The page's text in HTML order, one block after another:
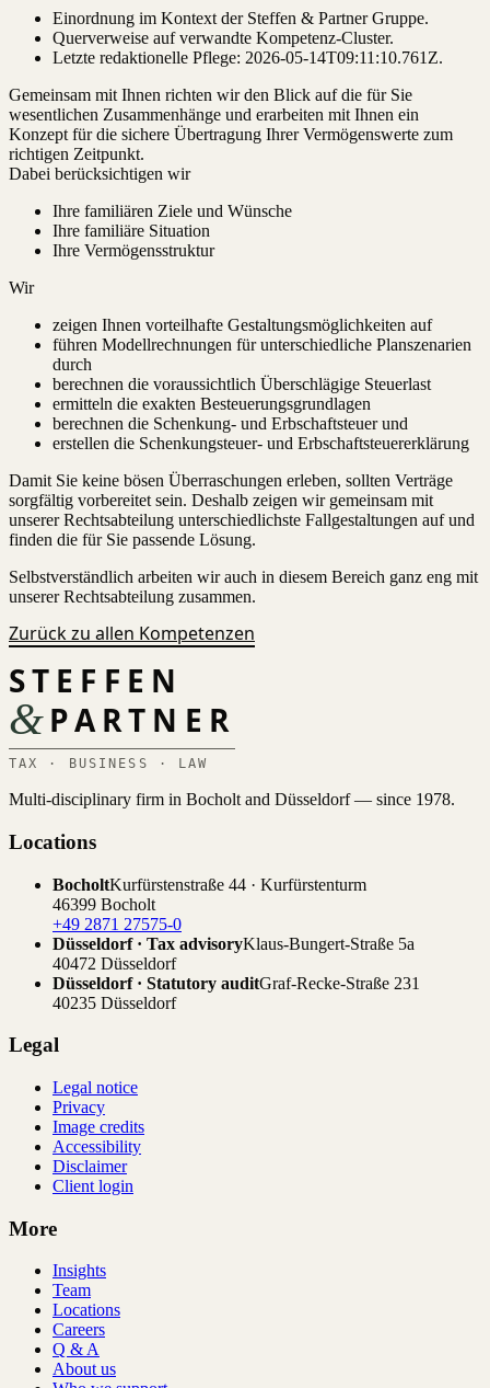
Einordnung im Kontext der Steffen & Partner Gruppe.
Querverweise auf verwandte Kompetenz-Cluster.
Letzte redaktionelle Pflege: 2026-05-14T09:11:10.761Z.
Gemeinsam mit Ihnen richten wir den Blick auf die für Sie
wesentlichen Zusammenhänge und erarbeiten mit Ihnen ein
Konzept für die sichere Übertragung Ihrer Vermögenswerte zum
richtigen Zeitpunkt.
Dabei berücksichtigen wir
Ihre familiären Ziele und Wünsche
Ihre familiäre Situation
Ihre Vermögensstruktur
Wir
zeigen Ihnen vorteilhafte Gestaltungsmöglichkeiten auf
führen Modellrechnungen für unterschiedliche Planszenarien
durch
berechnen die voraussichtlich Überschlägige Steuerlast
ermitteln die exakten Besteuerungsgrundlagen
berechnen die Schenkung- und Erbschaftsteuer und
erstellen die Schenkungsteuer- und Erbschaftsteuererklärung
Damit Sie keine bösen Überraschungen erleben, sollten Verträge
sorgfältig vorbereitet sein. Deshalb zeigen wir gemeinsam mit
unserer Rechtsabteilung unterschiedlichste Fallgestaltungen auf und
finden die für Sie passende Lösung.
Selbstverständlich arbeiten wir auch in diesem Bereich ganz eng mit
unserer Rechtsabteilung zusammen.
Zurück zu allen Kompetenzen
STEFFEN
&PARTNER
TAX · BUSINESS · LAW
Multi-disciplinary firm in Bocholt and Düsseldorf — since 1978.
Locations
BocholtKurfürstenstraße 44 · Kurfürstenturm
46399 Bocholt
+49 2871 27575-0
Düsseldorf · Tax advisoryKlaus-Bungert-Straße 5a
40472 Düsseldorf
Düsseldorf · Statutory auditGraf-Recke-Straße 231
40235 Düsseldorf
Legal
Legal notice
Privacy
Image credits
Accessibility
Disclaimer
Client login
More
Insights
Team
Locations
Careers
Q & A
About us